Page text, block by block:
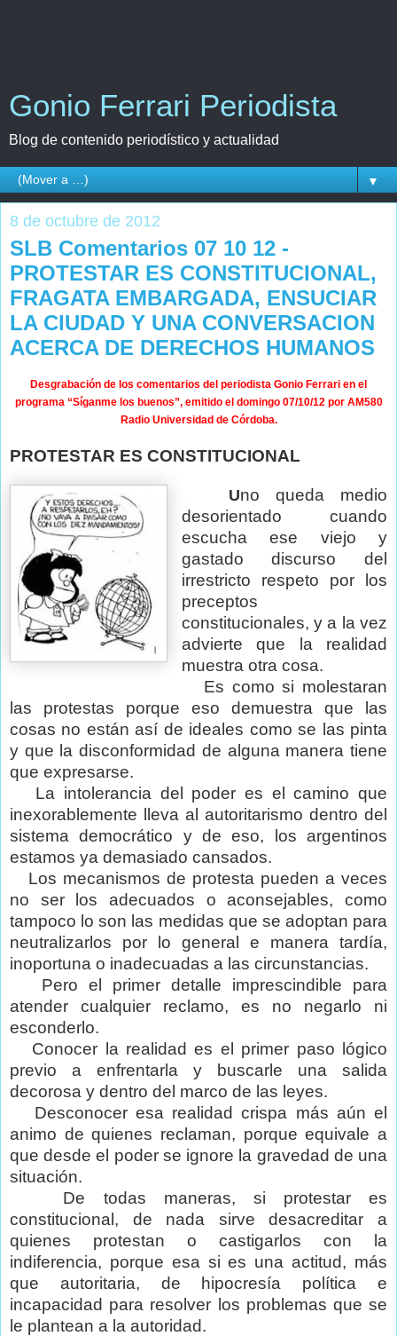
Gonio Ferrari Periodista
Blog de contenido periodístico y actualidad
▼
8 de octubre de 2012
SLB Comentarios 07 10 12 -
PROTESTAR ES CONSTITUCIONAL,
FRAGATA EMBARGADA, ENSUCIAR
LA CIUDAD Y UNA CONVERSACION
ACERCA DE DERECHOS HUMANOS
Desgrabación de los comentarios del periodista Gonio Ferrari en el
programa “Síganme los buenos”, emitido el domingo 07/10/12 por AM580
Radio Universidad de Córdoba.
PROTESTAR ES CONSTITUCIONAL
Uno queda medio
desorientado cuando
escucha ese viejo y
gastado discurso del
irrestricto respeto por los
preceptos
constitucionales, y a la vez
advierte que la realidad
muestra otra cosa.
Es como si molestaran
las protestas porque eso demuestra que las
cosas no están así de ideales como se las pinta
y que la disconformidad de alguna manera tiene
que expresarse.
La intolerancia del poder es el camino que
inexorablemente lleva al autoritarismo dentro del
sistema democrático y de eso, los argentinos
estamos ya demasiado cansados.
Los mecanismos de protesta pueden a veces
no ser los adecuados o aconsejables, como
tampoco lo son las medidas que se adoptan para
neutralizarlos por lo general e manera tardía,
inoportuna o inadecuadas a las circunstancias.
Pero el primer detalle imprescindible para
atender cualquier reclamo, es no negarlo ni
esconderlo.
Conocer la realidad es el primer paso lógico
previo a enfrentarla y buscarle una salida
decorosa y dentro del marco de las leyes.
Desconocer esa realidad crispa más aún el
animo de quienes reclaman, porque equivale a
que desde el poder se ignore la gravedad de una
situación.
De todas maneras, si protestar es
constitucional, de nada sirve desacreditar a
quienes protestan o castigarlos con la
indiferencia, porque esa si es una actitud, más
que autoritaria, de hipocresía política e
incapacidad para resolver los problemas que se
le plantean a la autoridad.